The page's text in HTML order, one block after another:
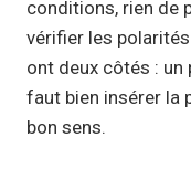
conditions, rien de
vérifier les
ont deux côtés :
faut bien insérer la
bon sens.